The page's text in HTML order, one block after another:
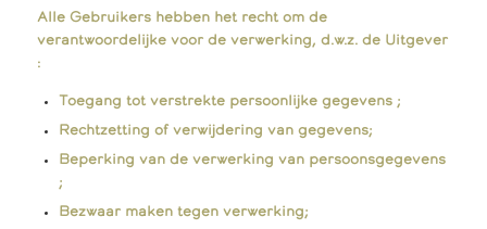
Alle Gebruikers hebben het recht om de
verantwoordelijke voor de verwerking, d.w.z. de Uitgever
:
Toegang tot verstrekte persoonlijke gegevens ;
Rechtzetting of verwijdering van gegevens;
Beperking van de verwerking van persoonsgegevens
;
Bezwaar maken tegen verwerking;